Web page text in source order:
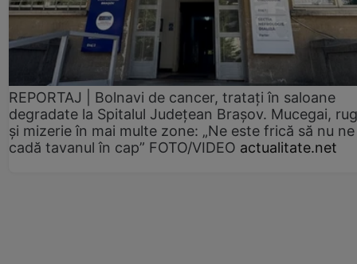
REPORTAJ | Bolnavi de cancer, tratați în saloane
degradate la Spitalul Județean Brașov. Mucegai,
și mizerie în mai multe zone: „Ne este frică să nu ne
cadă tavanul în cap” FOTO/VIDEO actualitate.net